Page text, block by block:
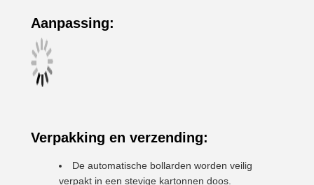
Aanpassing:
Verpakking en verzending:
De automatische bollarden worden veilig
verpakt in een stevige kartonnen doos.